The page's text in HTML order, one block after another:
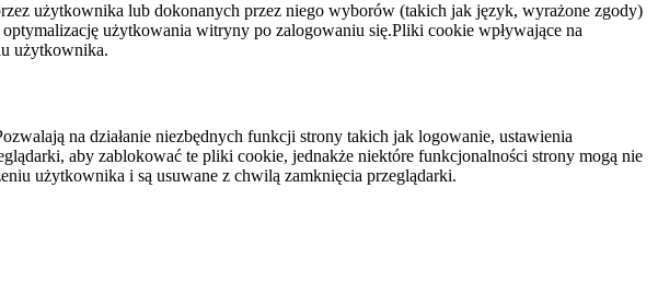
użytkownika lub dokonanych przez niego wyborów (takich jak język, wyrażone zgody)
użytkowania witryny po zalogowaniu się.Pliki cookie wpływające na
użytkownika.
na działanie niezbędnych funkcji strony takich jak logowanie, ustawienia
aby zablokować te pliki cookie, jednakże niektóre funkcjonalności strony mogą nie
użytkownika i są usuwane z chwilą zamknięcia przeglądarki.